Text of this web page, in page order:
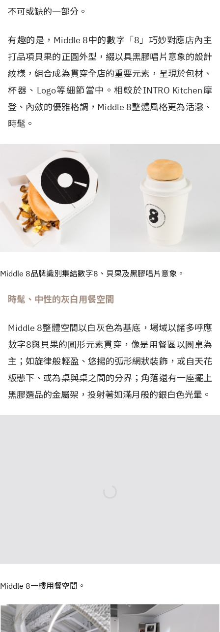
不可或缺的一部分。
有趣的是，Middle 8中的數字「8」巧妙對應店內主
打品項貝果的正圓外型，綴以具黑膠唱片意象的設計
紋樣，組合成為貫穿全店的重要元素，呈現於包材、
杯器、Logo等細節當中。相較於INTRO Kitchen摩
登、內斂的優雅格調，Middle 8整體風格更為活潑、
時髦。
Middle 8品牌識別集結數字8、貝果及黑膠唱片意象。
時髦、中性的灰白用餐空間
Middle 8整體空間以白灰色為基底，場域以諸多呼應
數字8與貝果的圓形元素貫穿，像是用餐區以圓桌為
主；如旋律般輕盈、悠揚的弧形網狀裝飾，或自天花
板懸下、或為桌與桌之間的分界；角落還有一座擺上
黑膠選品的金屬架，投射著如滿月般的銀白色光暈。
Middle 8一樓用餐空間。